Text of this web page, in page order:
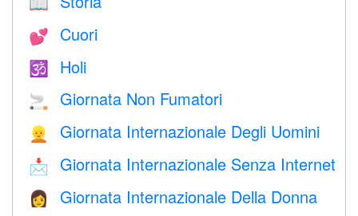
📖
💕 Cuori
🕉 Holi
🚬 Giornata Non Fumatori
👱 Giornata Internazionale Degli Uomini
📩 Giornata Internazionale Senza Internet
👩 Giornata Internazionale Della Donna